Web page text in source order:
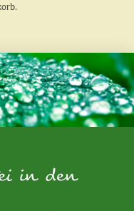
in den